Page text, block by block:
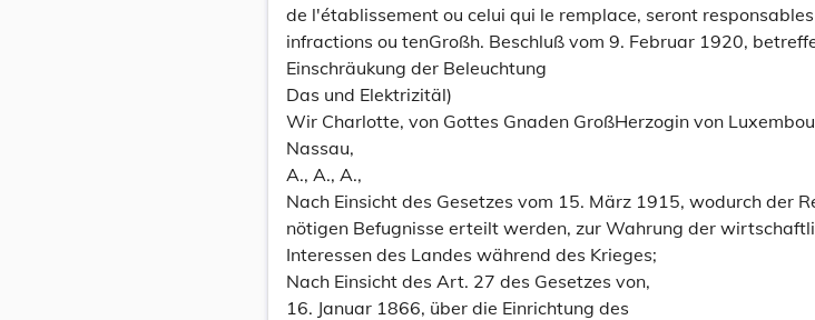
de l'établissement ou celui qui le remplace, seront
infractions ou tenGroßh. Beschluß vom 9. Februar 1920,
Einschräukung der Beleuchtung
Das und Elektrizitäl)
Wir Charlotte, von Gottes Gnaden GroßHerzogin von
Nassau,
A., A., A.,
Nach Einsicht des Gesetzes vom 15. März 1915, wodurch der
nötigen Befugnisse erteilt werden, zur Wahrung der
Interessen des Landes während des Krieges;
Nach Einsicht des Art. 27 des Gesetzes von,
16. Januar 1866, über die Einrichtung des